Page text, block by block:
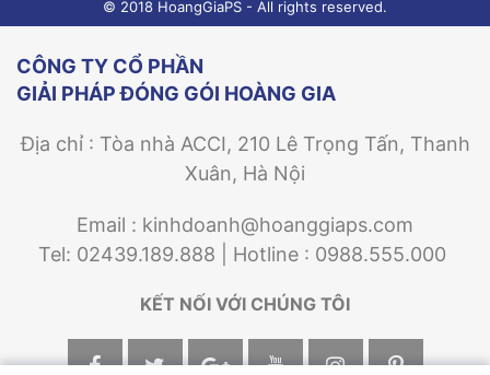
© 2018 HoangGiaPS - All rights reserved.
CÔNG TY CỔ PHẦN
GIẢI PHÁP ĐÓNG GÓI HOÀNG GIA
Địa chỉ : Tòa nhà ACCI, 210 Lê Trọng Tấn, Thanh
Xuân, Hà Nội
Email : kinhdoanh@hoanggiaps.com
Tel: 02439.189.888 | Hotline : 0988.555.000
KẾT NỐI VỚI CHÚNG TÔI